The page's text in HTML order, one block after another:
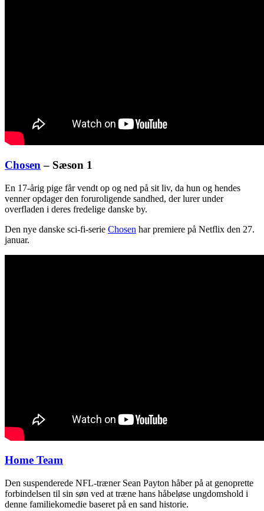
Chosen – Sæson 1
En 17-årig pige får vendt op og ned på sit liv, da hun og hendes
venner opdager den foruroligende sandhed, der lurer under
overfladen i deres fredelige danske by.
Den nye danske sci-fi-serie Chosen har premiere på Netflix den 27.
januar.
Home Team
Den suspenderede NFL-træner Sean Payton håber på at genoprette
forbindelsen til sin søn ved at træne hans håbeløse ungdomshold i
denne familiekomedie baseret på en sand historie.